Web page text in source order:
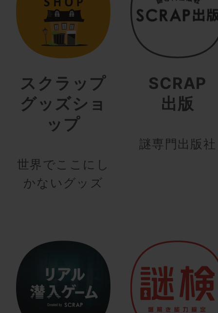
スクラップ
グッズショ
ップ
世界でここにし
かないグッズ
SCRAP
出版
謎専門出版社